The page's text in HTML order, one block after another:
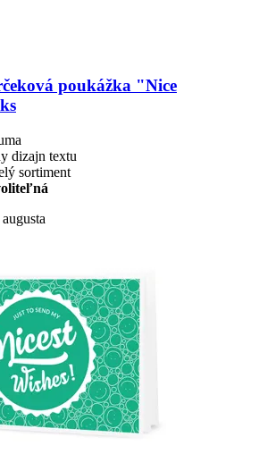
poukážka "Nice
dizajn textu
sortiment